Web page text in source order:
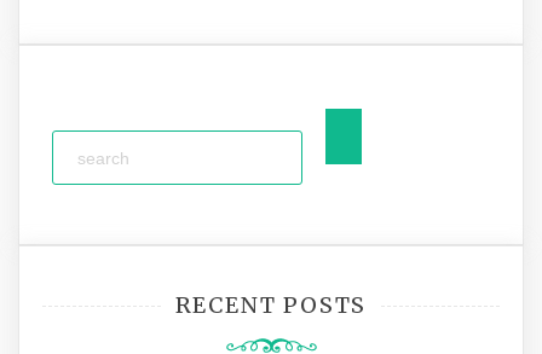
RECENT POSTS